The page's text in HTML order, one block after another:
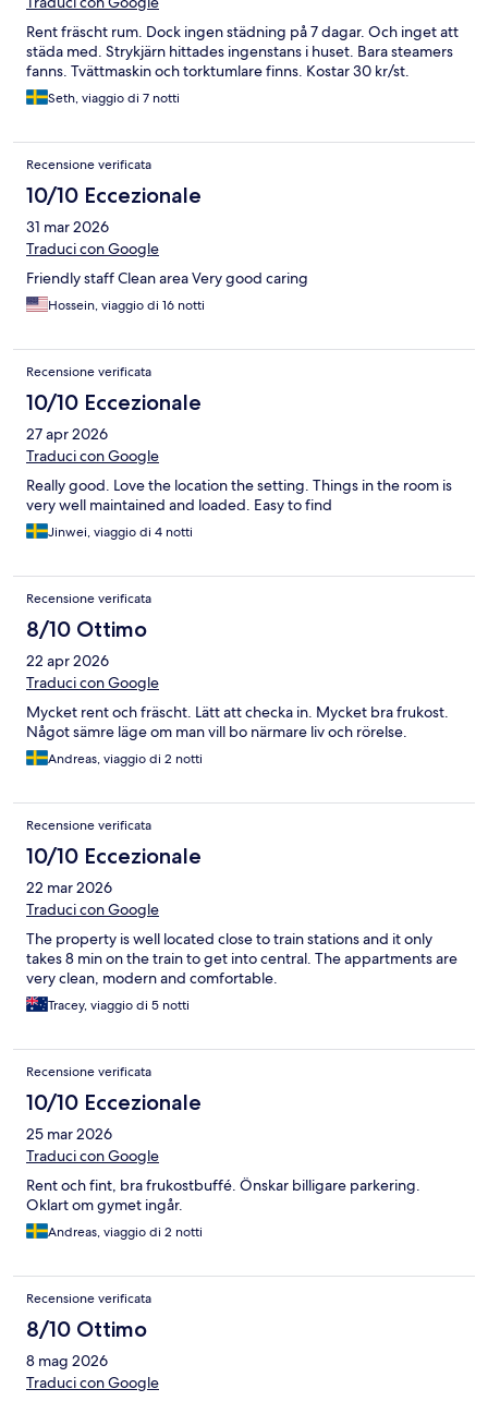
Rent fräscht rum. Dock ingen städning på 7 dagar. Och inget att
städa med. Strykjärn hittades ingenstans i huset. Bara steamers
fanns. Tvättmaskin och torktumlare finns. Kostar 30 kr/st.
Seth, viaggio di 7 notti
Recensione verificata
10/10 Eccezionale
31 mar 2026
Traduci con Google
Friendly staff Clean area Very good caring
Hossein, viaggio di 16 notti
Recensione verificata
10/10 Eccezionale
27 apr 2026
Traduci con Google
Really good. Love the location the setting. Things in the room is
very well maintained and loaded. Easy to find
Jinwei, viaggio di 4 notti
Recensione verificata
8/10 Ottimo
22 apr 2026
Traduci con Google
Mycket rent och fräscht. Lätt att checka in. Mycket bra frukost.
Något sämre läge om man vill bo närmare liv och rörelse.
Andreas, viaggio di 2 notti
Recensione verificata
10/10 Eccezionale
22 mar 2026
Traduci con Google
The property is well located close to train stations and it only
takes 8 min on the train to get into central. The appartments are
very clean, modern and comfortable.
Tracey, viaggio di 5 notti
Recensione verificata
10/10 Eccezionale
25 mar 2026
Traduci con Google
Rent och fint, bra frukostbuffé. Önskar billigare parkering.
Oklart om gymet ingår.
Andreas, viaggio di 2 notti
Recensione verificata
8/10 Ottimo
8 mag 2026
Traduci con Google